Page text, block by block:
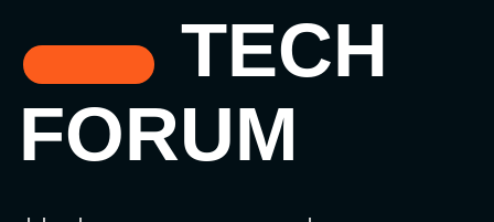
Цифровая трансформация
и автоматизация бизнеса
ЗАРЕГИСТРИРОВАТЬСЯ